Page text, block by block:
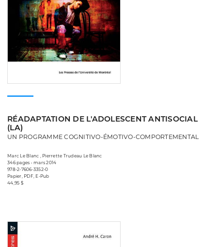
RÉADAPTATION DE L'ADOLESCENT ANTISOCIAL
(LA)
UN PROGRAMME COGNITIVO-ÉMOTIVO-COMPORTEMENTAL
Marc Le Blanc , Pierrette Trudeau Le Blanc
346 pages • mars 2014
978-2-7606-3352-0
Papier, PDF, E-Pub
44,95 $